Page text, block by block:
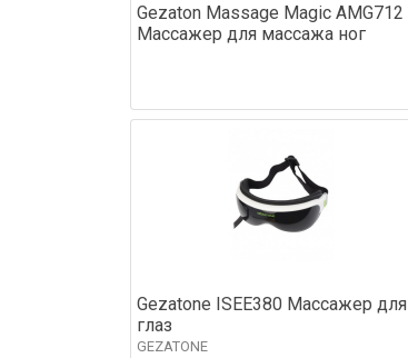
Gezaton Massage Magic AMG712
Массажер для массажа ног
Gezatone ISEE380 Массажер для
глаз
GEZATONE